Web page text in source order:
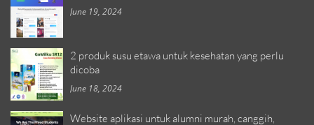
June 19, 2024
2 produk susu etawa untuk kesehatan yang perlu
dicoba
June 18, 2024
Website aplikasi untuk alumni murah, canggih,